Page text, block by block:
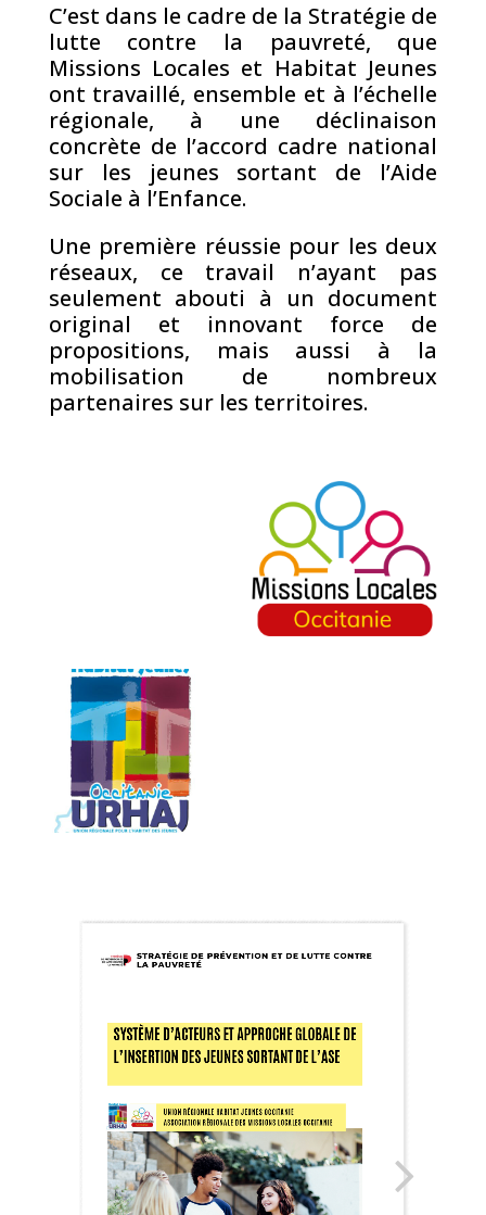
C’est dans le cadre de la Stratégie de
lutte contre la pauvreté, que
Missions Locales et Habitat Jeunes
ont travaillé, ensemble et à l’échelle
régionale, à une déclinaison
concrète de l’accord cadre national
sur les jeunes sortant de l’Aide
Sociale à l’Enfance.
Une première réussie pour les deux
réseaux, ce travail n’ayant pas
seulement abouti à un document
original et innovant force de
propositions, mais aussi à la
mobilisation de nombreux
partenaires sur les territoires.